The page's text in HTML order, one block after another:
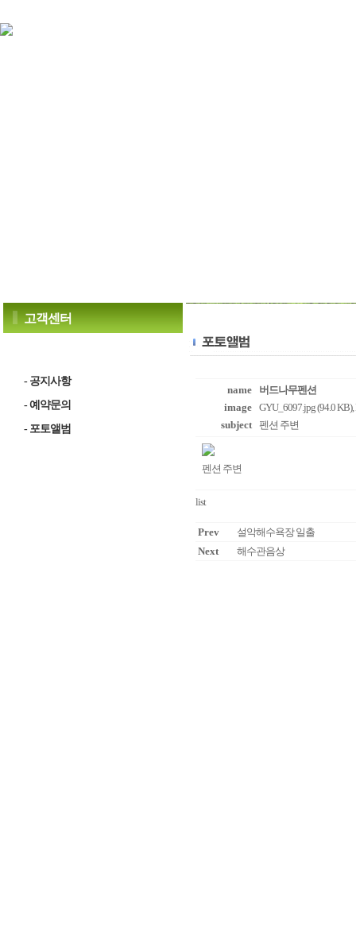
고객센터
- 공지사항
-예약문의
- 포토앨범
name 버드나무펜션
image GYU_6097.jpg (94.0 KB),
subject 펜션 주변
펜션 주변
list
Prev
설악해수욕장 일출
Next
해수관음상